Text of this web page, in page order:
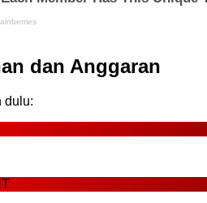
dan Anggaran
dulu: